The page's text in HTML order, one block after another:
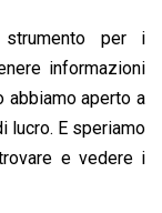
strumento per i
informazioni
abbiamo aperto a
lucro. E speriamo
e vedere i